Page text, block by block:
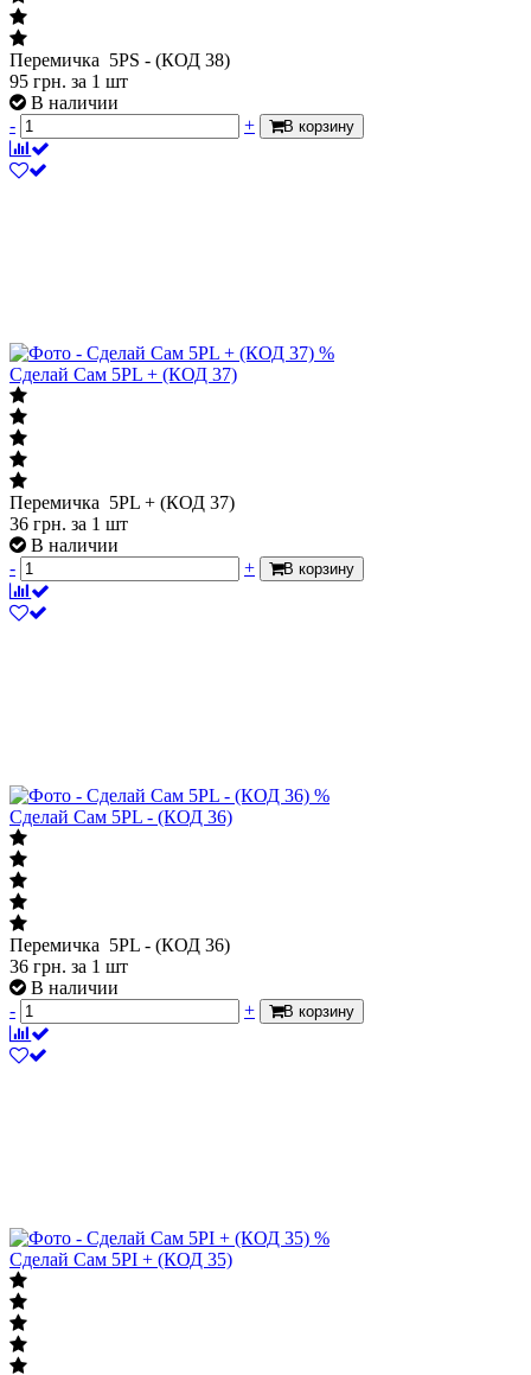
Перемичка 5PS - (КОД 38)
95 грн. за 1 шт
В наличии
-
+ В корзину
%
Сделай Сам 5PL + (КОД 37)
Перемичка 5PL + (КОД 37)
36 грн. за 1 шт
В наличии
-
+ В корзину
%
Сделай Сам 5PL - (КОД 36)
Перемичка 5PL - (КОД 36)
36 грн. за 1 шт
В наличии
-
+ В корзину
%
Сделай Сам 5PI + (КОД 35)